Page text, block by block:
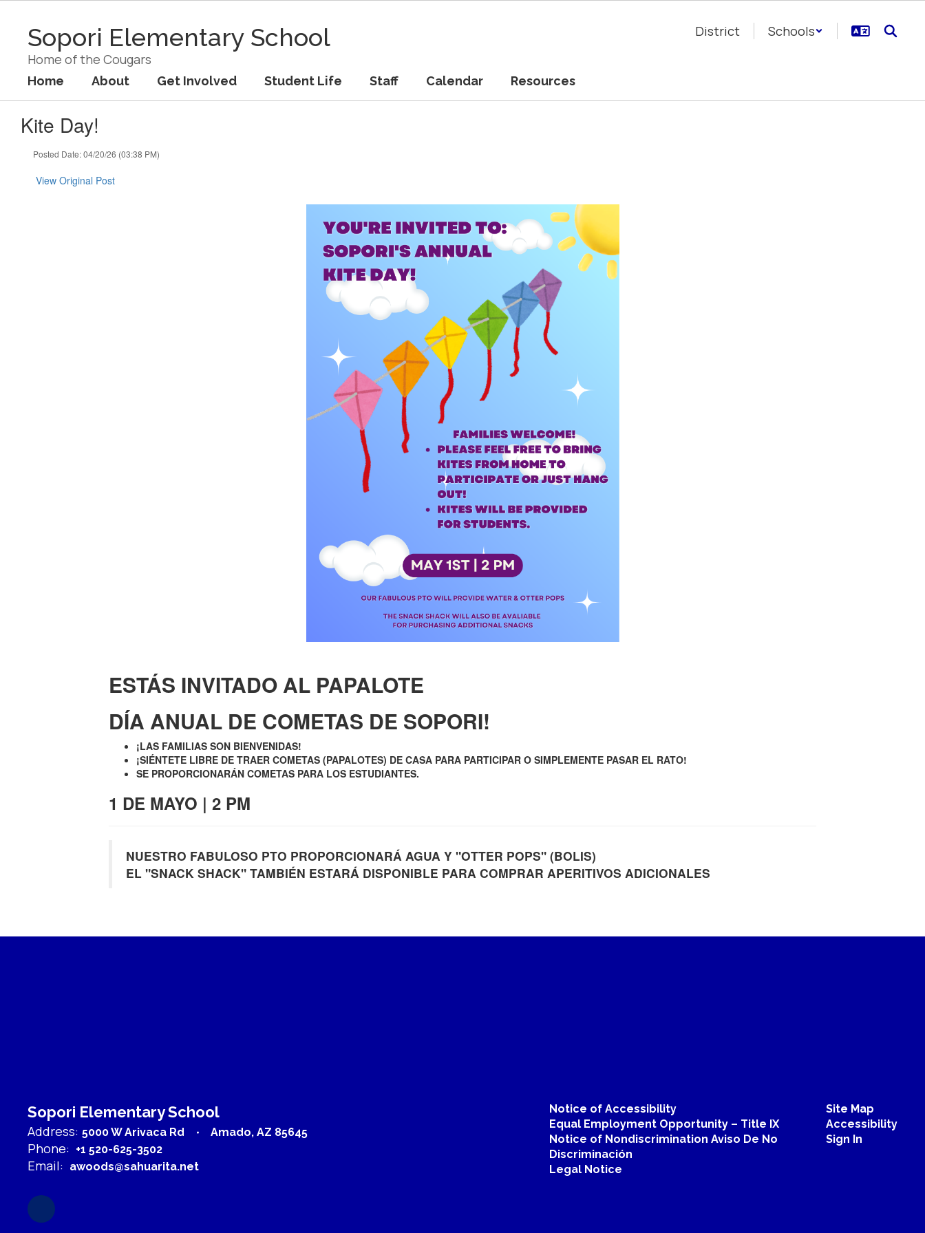
contentSopori Elementary School
Home of the Cougars
District Schools
Home About Get Involved Student Life Staff Calendar Resources
Kite Day!
Posted Date: 04/20/26 (03:38 PM)
View Original Post
ESTÁS INVITADO AL PAPALOTE
DÍA ANUAL DE COMETAS DE SOPORI!
¡LAS FAMILIAS SON BIENVENIDAS!
¡SIÉNTETE LIBRE DE TRAER COMETAS (PAPALOTES) DE CASA PARA PARTICIPAR O SIMPLEMENTE PASAR EL RATO!
SE PROPORCIONARÁN COMETAS PARA LOS ESTUDIANTES.
1 DE MAYO | 2 PM
NUESTRO FABULOSO PTO PROPORCIONARÁ AGUA Y "OTTER POPS" (BOLIS)
EL "SNACK SHACK" TAMBIÉN ESTARÁ DISPONIBLE PARA COMPRAR APERITIVOS ADICIONALES
Sopori Elementary School
Address: 5000 W Arivaca Rd Amado, AZ 85645
Phone: +1 520-625-3502
Email: awoods@sahuarita.net
Notice of Accessibility
Equal Employment Opportunity – Title IX
Notice of Nondiscrimination Aviso De No
Discriminación
Legal Notice
Site Map
Accessibility
Sign In